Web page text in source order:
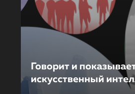
Говорит и
искусственный